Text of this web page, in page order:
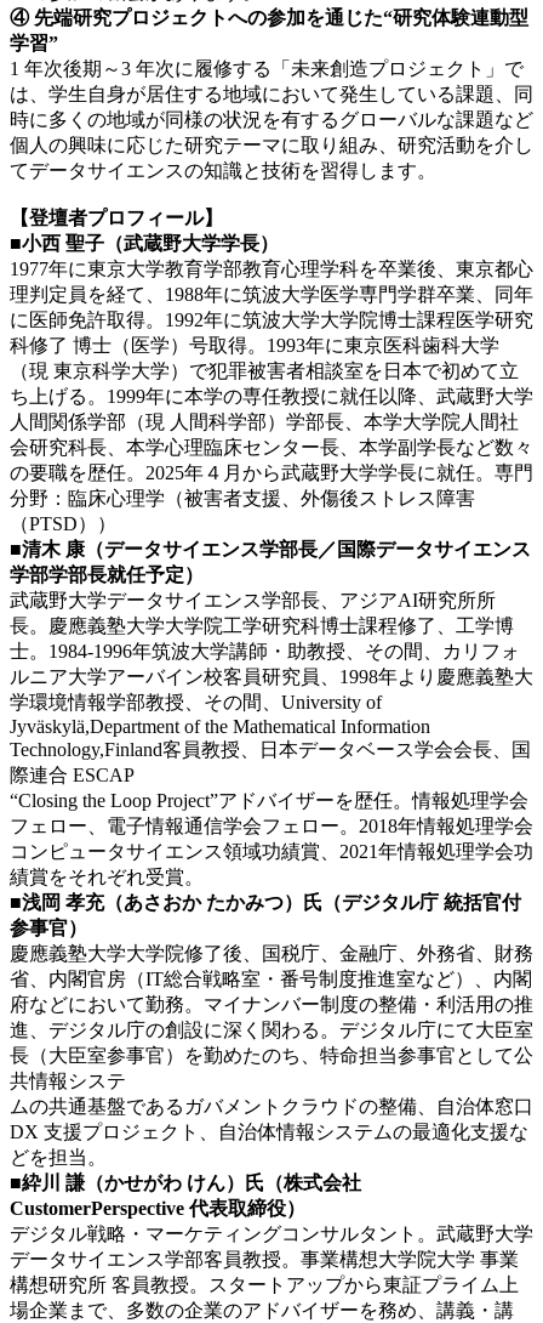
④ 先端研究プロジェクトへの参加を通じた“研究体験連動型
学習”
1 年次後期～3 年次に履修する「未来創造プロジェクト」で
は、学生自身が居住する地域において発生している課題、同
時に多くの地域が同様の状況を有するグローバルな課題など
個人の興味に応じた研究テーマに取り組み、研究活動を介し
てデータサイエンスの知識と技術を習得します。
【登壇者プロフィール】
■小西 聖子（武蔵野大学学長）
1977年に東京大学教育学部教育心理学科を卒業後、東京都心
理判定員を経て、1988年に筑波大学医学専門学群卒業、同年
に医師免許取得。1992年に筑波大学大学院博士課程医学研究
科修了 博士（医学）号取得。1993年に東京医科歯科大学
（現 東京科学大学）で犯罪被害者相談室を日本で初めて立
ち上げる。1999年に本学の専任教授に就任以降、武蔵野大学
人間関係学部（現 人間科学部）学部長、本学大学院人間社
会研究科長、本学心理臨床センター長、本学副学長など数々
の要職を歴任。2025年４月から武蔵野大学学長に就任。専門
分野：臨床心理学（被害者支援、外傷後ストレス障害
（PTSD））
■清木 康（データサイエンス学部長／国際データサイエンス
学部学部長就任予定）
武蔵野大学データサイエンス学部長、アジアAI研究所所
長。慶應義塾大学大学院工学研究科博士課程修了、工学博
士。1984-1996年筑波大学講師・助教授、その間、カリフォ
ルニア大学アーバイン校客員研究員、1998年より慶應義塾大
学環境情報学部教授、その間、University of
Jyväskylä,Department of the Mathematical Information
Technology,Finland客員教授、日本データベース学会会長、国
際連合 ESCAP
“Closing the Loop Project”アドバイザーを歴任。情報処理学会
フェロー、電子情報通信学会フェロー。2018年情報処理学会
コンピュータサイエンス領域功績賞、2021年情報処理学会功
績賞をそれぞれ受賞。
■浅岡 孝充（あさおか たかみつ）氏（デジタル庁 統括官付
参事官）
慶應義塾大学大学院修了後、国税庁、金融庁、外務省、財務
省、内閣官房（IT総合戦略室・番号制度推進室など）、内閣
府などにおいて勤務。マイナンバー制度の整備・利活用の推
進、デジタル庁の創設に深く関わる。デジタル庁にて大臣室
長（大臣室参事官）を勤めたのち、特命担当参事官として公
共情報システ
ムの共通基盤であるガバメントクラウドの整備、自治体窓口
DX 支援プロジェクト、自治体情報システムの最適化支援な
どを担当。
■紣川 謙（かせがわ けん）氏（株式会社
CustomerPerspective 代表取締役）
デジタル戦略・マーケティングコンサルタント。武蔵野大学
データサイエンス学部客員教授。事業構想大学院大学 事業
構想研究所 客員教授。スタートアップから東証プライム上
場企業まで、多数の企業のアドバイザーを務め、講義・講